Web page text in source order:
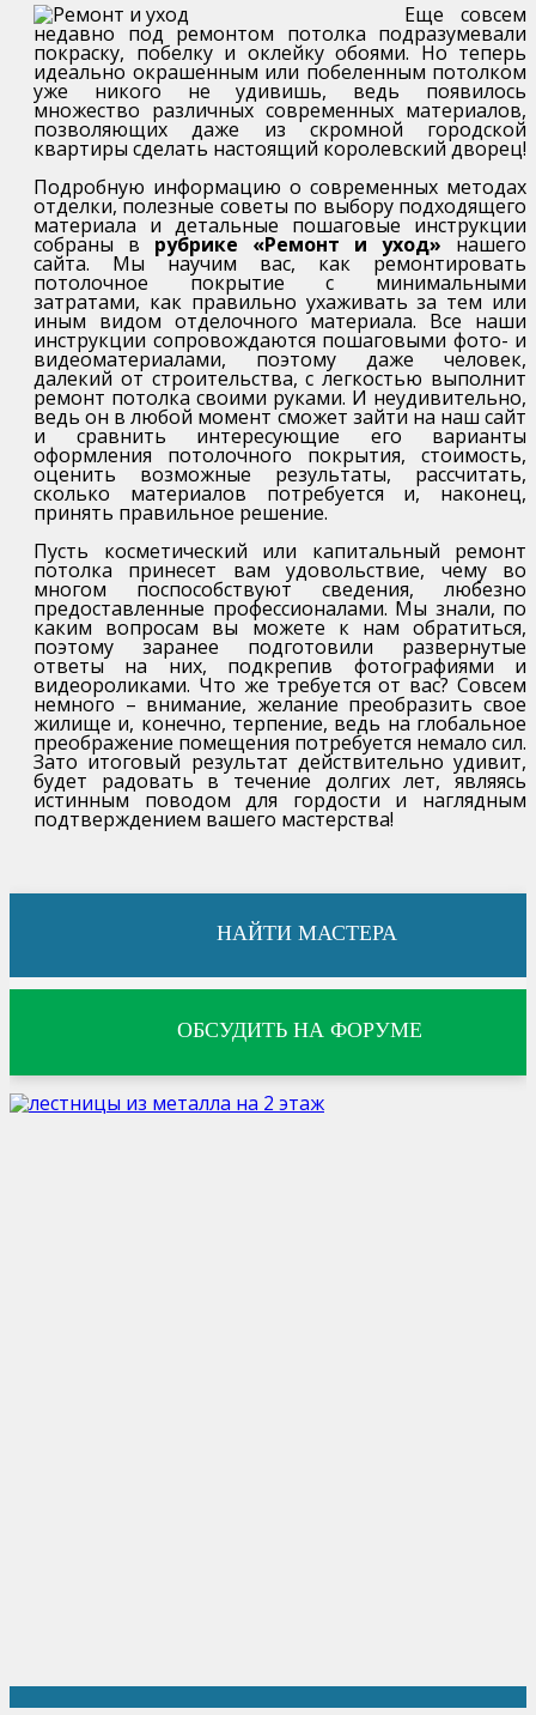
Еще совсем
недавно под ремонтом потолка подразумевали
покраску, побелку и оклейку обоями. Но теперь
идеально окрашенным или побеленным потолком
уже никого не удивишь, ведь появилось
множество различных современных материалов,
позволяющих даже из скромной городской
квартиры сделать настоящий королевский дворец!
Подробную информацию о современных методах
отделки, полезные советы по выбору подходящего
материала и детальные пошаговые инструкции
собраны в рубрике «Ремонт и уход» нашего
сайта. Мы научим вас, как ремонтировать
потолочное покрытие с минимальными
затратами, как правильно ухаживать за тем или
иным видом отделочного материала. Все наши
инструкции сопровождаются пошаговыми фото- и
видеоматериалами, поэтому даже человек,
далекий от строительства, с легкостью выполнит
ремонт потолка своими руками. И неудивительно,
ведь он в любой момент сможет зайти на наш сайт
и сравнить интересующие его варианты
оформления потолочного покрытия, стоимость,
оценить возможные результаты, рассчитать,
сколько материалов потребуется и, наконец,
принять правильное решение.
Пусть косметический или капитальный ремонт
потолка принесет вам удовольствие, чему во
многом поспособствуют сведения, любезно
предоставленные профессионалами. Мы знали, по
каким вопросам вы можете к нам обратиться,
поэтому заранее подготовили развернутые
ответы на них, подкрепив фотографиями и
видеороликами. Что же требуется от вас? Совсем
немного – внимание, желание преобразить свое
жилище и, конечно, терпение, ведь на глобальное
преображение помещения потребуется немало сил.
Зато итоговый результат действительно удивит,
будет радовать в течение долгих лет, являясь
истинным поводом для гордости и наглядным
подтверждением вашего мастерства!
НАЙТИ МАСТЕРА
ОБСУДИТЬ НА ФОРУМЕ